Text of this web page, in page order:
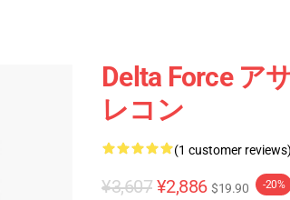
Delta Force ア
レコン
(1 customer reviews)
¥3,607 ¥2,886 $19.90 -20%